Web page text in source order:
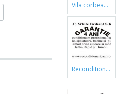
vila corbeanca
reconditionari cazi de baie